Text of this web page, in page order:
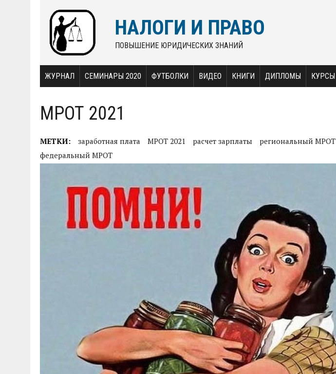
НАЛОГИ И ПРАВО
ПОВЫШЕНИЕ ЮРИДИЧЕСКИХ ЗНАНИЙ
ЖУРНАЛ СЕМИНАРЫ 2020 ФУТБОЛКИ ВИДЕО КНИГИ ДИПЛОМЫ КУРСЫ
МРОТ 2021
МЕТКИ: заработная плата МРОТ 2021 расчет зарплаты
региональный МРОТ
федеральный МРОТ